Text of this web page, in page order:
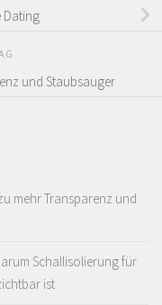
Dating
und Staubsauger
mehr Transparenz und
Schallisolierung für
ist